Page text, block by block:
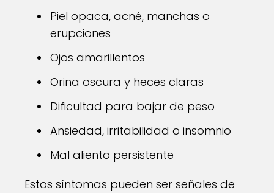
Piel opaca, acné, manchas o
erupciones
Ojos amarillentos
Orina oscura y heces claras
Dificultad para bajar de peso
Ansiedad, irritabilidad o insomnio
Mal aliento persistente
Estos síntomas pueden ser señales de